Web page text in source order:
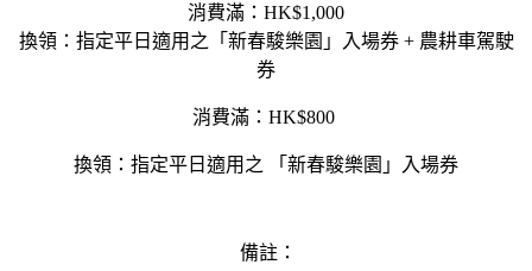
消費滿：HK$1,000
換領：指定平日適用之「新春駿樂園」入場券 + 農耕車駕駛
券
消費滿：HK$800
換領：指定平日適用之 「新春駿樂園」入場券
備註：